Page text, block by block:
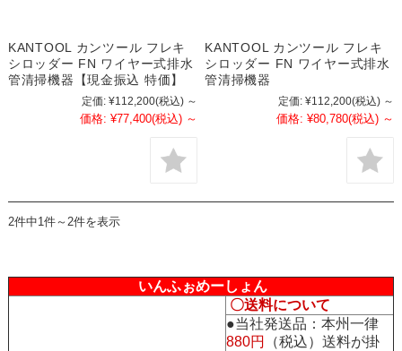
KANTOOL カンツール フレキ
シロッダー FN ワイヤー式排水
管清掃機器【現金振込 特価】
定価: ¥112,200(税込) ～
価格: ¥77,400(税込) ～
KANTOOL カンツール フレキ
シロッダー FN ワイヤー式排水
管清掃機器
定価: ¥112,200(税込) ～
価格: ¥80,780(税込) ～
2件中1件～2件を表示
いんふぉめーしょん
〇送料について
●当社発送品：本州一律
880円
（税込）送料が掛